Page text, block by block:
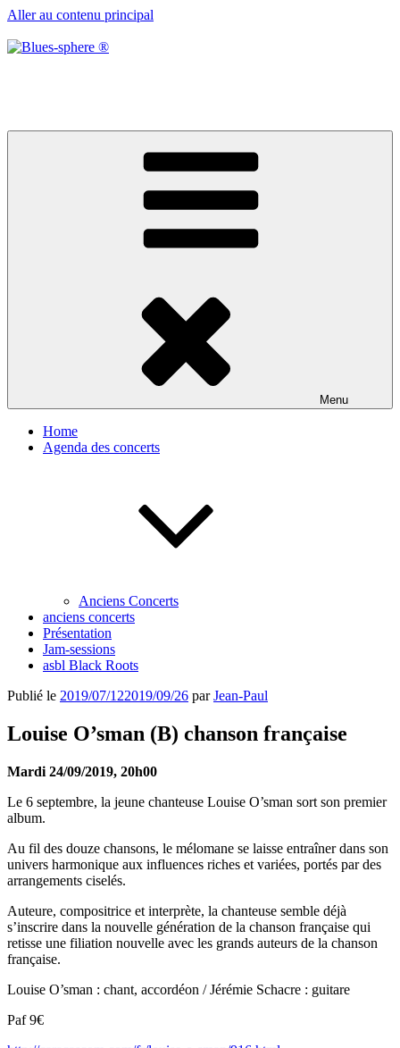
Aller au contenu principal
Menu
Home
Agenda des concerts
Anciens Concerts
anciens concerts
Présentation
Jam-sessions
asbl Black Roots
Publié le 2019/07/122019/09/26 parJean-Paul
Louise O’sman (B) chanson française
Mardi 24/09/2019, 20h00
Le 6 septembre, la jeune chanteuse Louise O’sman sort son premier
album.
Au fil des douze chansons, le mélomane se laisse entraîner dans son
univers harmonique aux influences riches et variées, portés par des
arrangements ciselés.
Auteure, compositrice et interprète, la chanteuse semble déjà
s’inscrire dans la nouvelle génération de la chanson française qui
retisse une filiation nouvelle avec les grands auteurs de la chanson
française.
Louise O’sman : chant, accordéon / Jérémie Schacre : guitare
Paf 9€